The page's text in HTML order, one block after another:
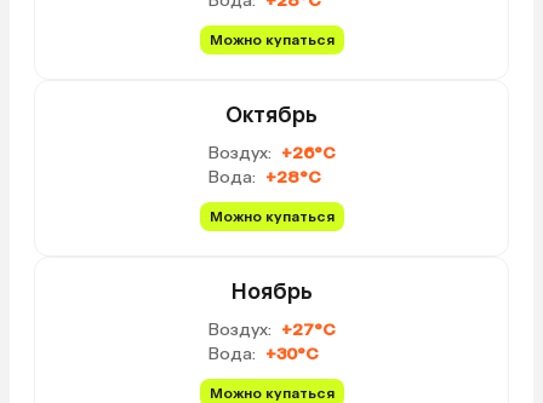
Можно купаться
Октябрь
Воздух: +26°C
Вода: +28°C
Можно купаться
Ноябрь
Воздух: +27°C
Вода: +30°C
Можно купаться